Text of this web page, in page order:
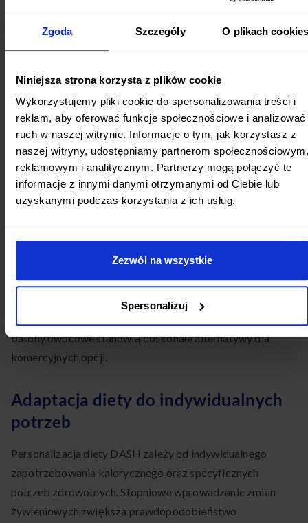
Zgoda Szczegóły O plikach
Niniejsza strona korzysta z plików cookie
Wykorzystujemy pliki cookie do spersonalizowania treści i
reklam, aby oferować funkcje społecznościowe i analizować
ruch w naszej witrynie. Informacje o tym, jak korzystasz z
naszej witryny, udostępniamy partnerom społecznościowym,
reklamowym i analitycznym. Partnerzy mogą połączyć te
informacje z innymi danymi otrzymanymi od Ciebie lub
uzyskanymi podczas korzystania z ich usług.
Zezwól na wszystkie
Spersonalizuj
jeszcze lepszych efektów. Dieta promuje produkty bogate
ciśnienia krwi. Ogranicza się również spożycie tłuszczów
nasyconych, produktów wysoko przetworzonych oraz
słodyczy do maksymalnie 5 porcji tygodniowo.
Przekąski w diecie DASH powinny być starannie dobrane,
aby wspierać główne cele żywieniowe.Zalecane opcje
obejmują świeże owoce z orzechami, warzywa z
hummusem, jogurt naturalny z owocami oraz niesolone
kombinacje, które łączą błonnik z białkiem, takie jak
jabłko z masłem migdałowym czy marchewki z hummusem.
Przekąski powinny dostarczać składników odżywczych,
unikając jednocześnie nadmiaru sodu. Suszone owoce bez
batony owocowe stanowią doskonałe alternatywy dla
komercyjnych opcji.
Adaptacja diety do indywidualnych
potrzeb
Personalizacja diety DASH zależy od indywidualnego
zapotrzebowania kalorycznego oraz specyficznych
potrzeb zdrowotnych. Stopniowe wprowadzanie zmian
żywieniowych zwiększa prawdopodobieństwo